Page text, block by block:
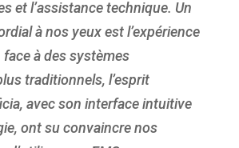
et l’assistance technique. Un
à nos yeux est l’expérience
à des systèmes
traditionnels, l’esprit
avec son interface intuitive
ont su convaincre nos